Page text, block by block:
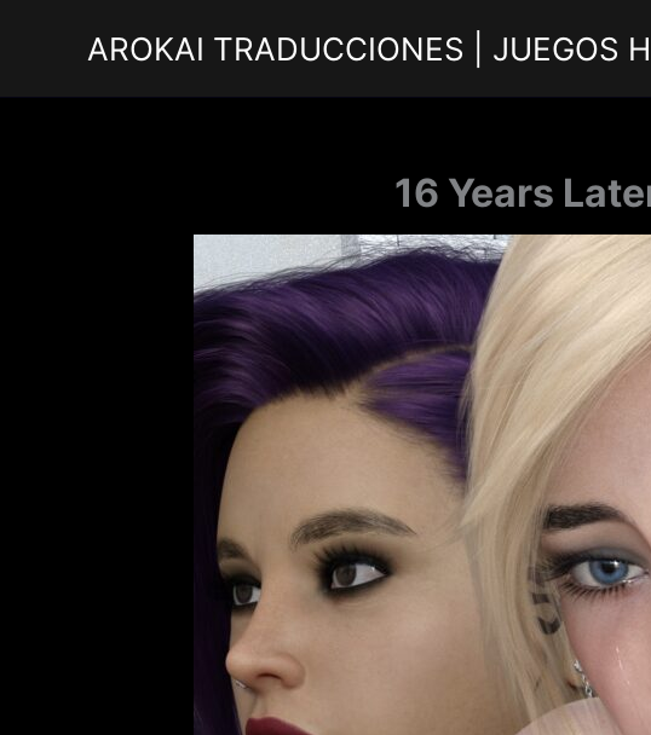
AROKAI TRADUCCIONES | JUEGOS
16 Years